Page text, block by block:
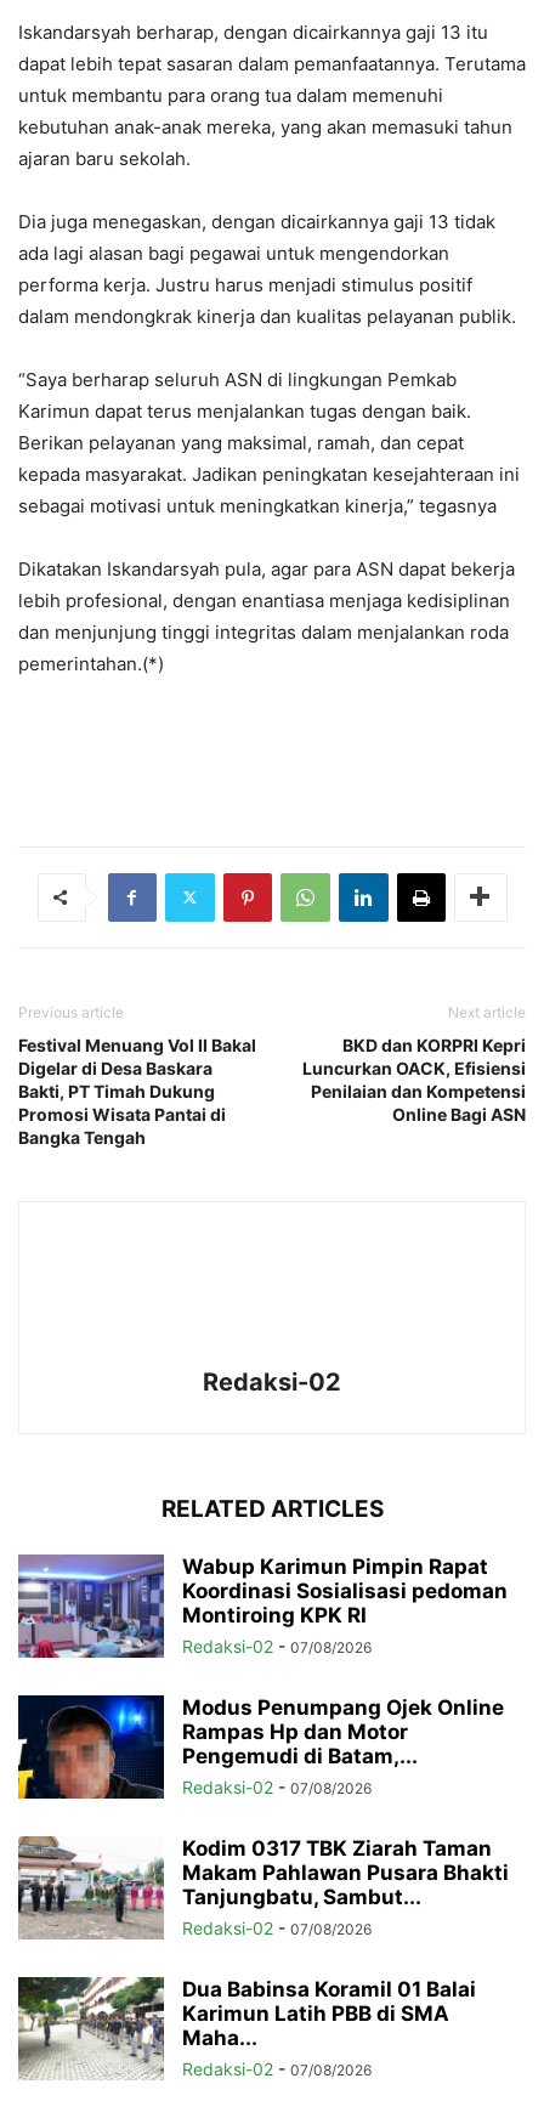
Iskandarsyah berharap, dengan dicairkannya gaji 13 itu
dapat lebih tepat sasaran dalam pemanfaatannya. Terutama
untuk membantu para orang tua dalam memenuhi
kebutuhan anak-anak mereka, yang akan memasuki tahun
ajaran baru sekolah.
Dia juga menegaskan, dengan dicairkannya gaji 13 tidak
ada lagi alasan bagi pegawai untuk mengendorkan
performa kerja. Justru harus menjadi stimulus positif
dalam mendongkrak kinerja dan kualitas pelayanan publik.
“Saya berharap seluruh ASN di lingkungan Pemkab
Karimun dapat terus menjalankan tugas dengan baik.
Berikan pelayanan yang maksimal, ramah, dan cepat
kepada masyarakat. Jadikan peningkatan kesejahteraan ini
sebagai motivasi untuk meningkatkan kinerja,” tegasnya
Dikatakan Iskandarsyah pula, agar para ASN dapat bekerja
lebih profesional, dengan enantiasa menjaga kedisiplinan
dan menjunjung tinggi integritas dalam menjalankan roda
pemerintahan.(*)
Previous article
Festival Menuang Vol II Bakal
Digelar di Desa Baskara
Bakti, PT Timah Dukung
Promosi Wisata Pantai di
Bangka Tengah
Next article
BKD dan KORPRI Kepri
Luncurkan OACK, Efisiensi
Penilaian dan Kompetensi
Online Bagi ASN
Redaksi-02
RELATED ARTICLES
Wabup Karimun Pimpin Rapat
Koordinasi Sosialisasi pedoman
Montiroing KPK RI
Redaksi-02 - 07/08/2026
Modus Penumpang Ojek Online
Rampas Hp dan Motor
Pengemudi di Batam,...
Redaksi-02 - 07/08/2026
Kodim 0317 TBK Ziarah Taman
Makam Pahlawan Pusara Bhakti
Tanjungbatu, Sambut...
Redaksi-02 - 07/08/2026
Dua Babinsa Koramil 01 Balai
Karimun Latih PBB di SMA
Maha...
Redaksi-02 - 07/08/2026